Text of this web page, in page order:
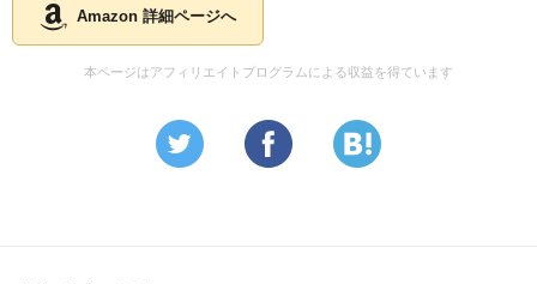
Amazon 詳細ページへ
本ページはアフィリエイトプログラムによる収益を得ています